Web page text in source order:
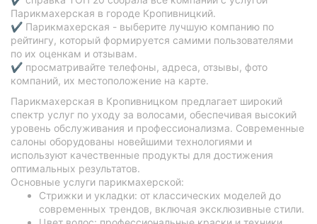
Парикмахерская в городе Кропивницкий.
✔ Парикмахерская - выберите лучшую компанию по
рейтингу, который формируется самими пользователями
по их оценкам и отзывам.
✔ просматривайте телефоны, адреса, отзывы, фото
компаний, их местоположение на карте.
Парикмахерская в Кропивницком предлагает широкий
спектр услуг по уходу за волосами, обеспечивая высокий
уровень обслуживания и профессионализма. Современные
салоны оборудованы новейшими технологиями и
используют качественные продукты для достижения
оптимальных результатов.
Основные услуги парикмахерской:
Стрижки и укладки: от классических моделей до
современных трендов, включая эксклюзивные стили.